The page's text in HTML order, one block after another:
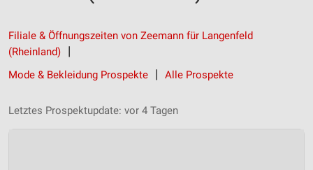
Filiale & Öffnungszeiten von Zeemann für Langenfeld
(Rheinland)
Mode & Bekleidung Prospekte
Alle Prospekte
Letztes Prospektupdate: vor 4 Tagen